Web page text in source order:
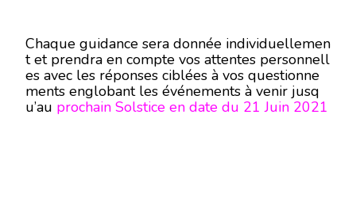
Chaque guidance sera donnée individuellemen
t et prendra en compte vos attentes personnell
es avec les réponses ciblées à vos questionne
ments englobant les événements à venir jusq
u’au prochain Solstice en date du 21 Juin 2021